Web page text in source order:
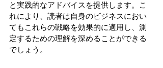
と実践的なアドバイスを提供します。こ
れにより、読者は自身のビジネスにおい
てもこれらの戦略を効果的に適用し、測
定するための理解を深めることができる
でしょう。